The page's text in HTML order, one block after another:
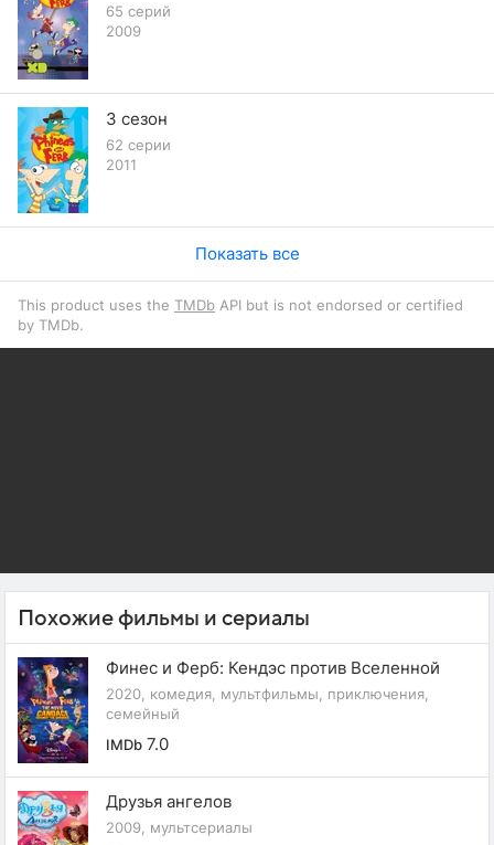
65 серий
2009
3 сезон
62 серии
2011
Показать все
This product uses the TMDb API but is not endorsed or certified
by TMDb.
Похожие фильмы и сериалы
Финес и Ферб: Кендэс против Вселенной
2020, комедия, мультфильмы, приключения,
семейный
IMDb 7.0
Друзья ангелов
2009, мультсериалы